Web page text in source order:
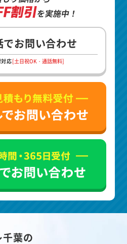
割引を実施中！
でお問い合わせ
応[土日祝OK・通話無料]
葉の